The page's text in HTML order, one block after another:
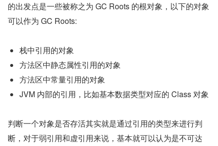
的出发点是一些被称之为 GC Roots 的根对象，以下的对象
可以作为 GC Roots:
栈中引用的对象
方法区中静态属性引用的对象
方法区中常量引用的对象
JVM 内部的引用，比如基本数据类型对应的 Class 对象
判断一个对象是否存活其实就是通过引用的类型来进行判
断，对于弱引用和虚引用来说，基本就可以认为是不可达